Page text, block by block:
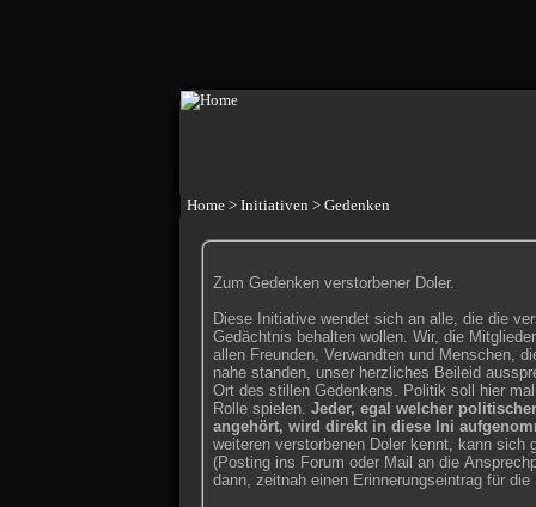
Home> Initiativen > Gedenken
Zum Gedenken verstorbener Doler.
Diese Initiative wendet sich an alle, die die
Gedächtnis behalten wollen. Wir, die
allen Freunden, Verwandten und Menschen,
nahe standen, unser herzliches Beileid
Ort des stillen Gedenkens. Politik soll hier
Rolle spielen. Jeder, egal welcher
angehört, wird direkt in diese Ini
weiteren verstorbenen Doler kennt, kann sich
(Posting ins Forum oder Mail an die
dann, zeitnah einen Erinnerungseintrag für